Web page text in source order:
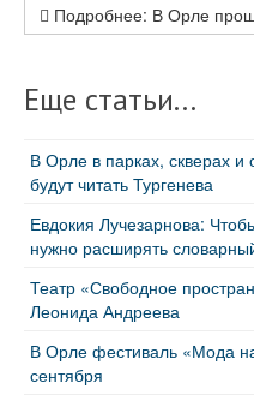
Подробнее: В Орле
Еще статьи...
В Орле в парках, скверах
будут читать Тургенева
Евдокия Лучезарнова:
нужно расширять
Театр «Свободное
Леонида Андреева
В Орле фестиваль «Мода
сентября